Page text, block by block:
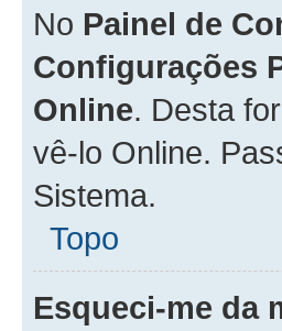
No Painel de
Configurações
Online. Desta
vê-lo Online.
Sistema.
Topo
Esqueci-me da